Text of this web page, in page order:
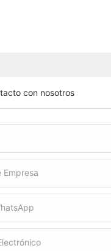
con nosotros
Empresa